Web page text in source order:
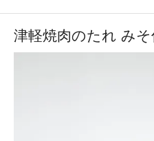
津軽焼肉のたれ み